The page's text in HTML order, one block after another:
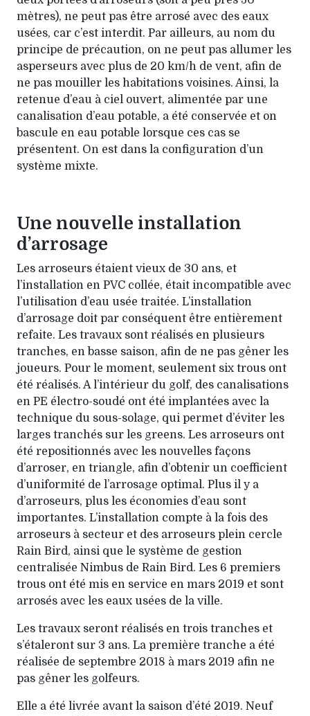
mètres), ne peut pas être arrosé avec des eaux
usées, car c’est interdit. Par ailleurs, au nom du
principe de précaution, on ne peut pas allumer les
asperseurs avec plus de 20 km/h de vent, afin de
ne pas mouiller les habitations voisines. Ainsi, la
retenue d’eau à ciel ouvert, alimentée par une
canalisation d’eau potable, a été conservée et on
bascule en eau potable lorsque ces cas se
présentent. On est dans la configuration d’un
système mixte.
Une nouvelle installation
d’arrosage
Les arroseurs étaient vieux de 30 ans, et
l’installation en PVC collée, était incompatible avec
l’utilisation d’eau usée traitée. L’installation
d’arrosage doit par conséquent être entièrement
refaite. Les travaux sont réalisés en plusieurs
tranches, en basse saison, afin de ne pas gêner les
joueurs. Pour le moment, seulement six trous ont
été réalisés. A l’intérieur du golf, des canalisations
en PE électro-soudé ont été implantées avec la
technique du sous-solage, qui permet d’éviter les
larges tranchés sur les greens. Les arroseurs ont
été repositionnés avec les nouvelles façons
d’arroser, en triangle, afin d’obtenir un coefficient
d’uniformité de l’arrosage optimal. Plus il y a
d’arroseurs, plus les économies d’eau sont
importantes. L’installation compte à la fois des
arroseurs à secteur et des arroseurs plein cercle
Rain Bird, ainsi que le système de gestion
centralisée Nimbus de Rain Bird. Les 6 premiers
trous ont été mis en service en mars 2019 et sont
arrosés avec les eaux usées de la ville.
Les travaux seront réalisés en trois tranches et
s’étaleront sur 3 ans. La première tranche a été
réalisée de septembre 2018 à mars 2019 afin ne
pas gêner les golfeurs.
Elle a été livrée avant la saison d’été 2019. Neuf